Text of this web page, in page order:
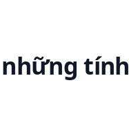
những tính